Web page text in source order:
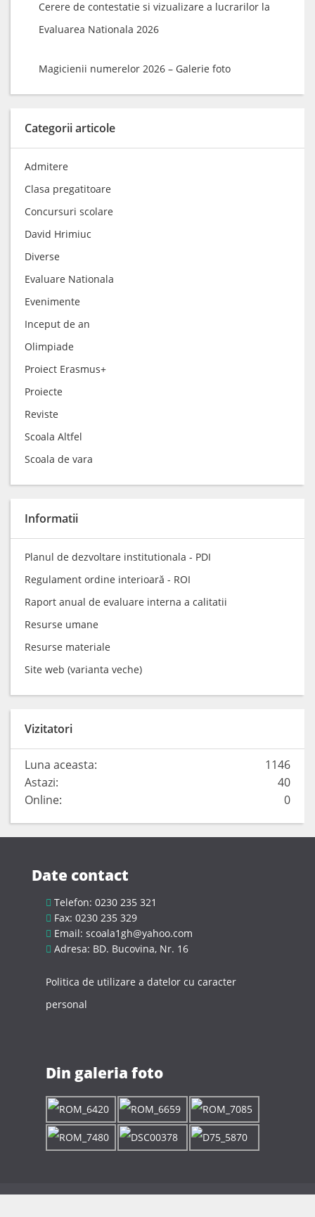
Cerere de contestatie si vizualizare a lucrarilor la
Evaluarea Nationala 2026
Magicienii numerelor 2026 – Galerie foto
Categorii articole
Admitere
Clasa pregatitoare
Concursuri scolare
David Hrimiuc
Diverse
Evaluare Nationala
Evenimente
Inceput de an
Olimpiade
Proiect Erasmus+
Proiecte
Reviste
Scoala Altfel
Scoala de vara
Informatii
Planul de dezvoltare institutionala - PDI
Regulament ordine interioară - ROI
Raport anual de evaluare interna a calitatii
Resurse umane
Resurse materiale
Site web (varianta veche)
Vizitatori
1146
Luna aceasta:
40
Astazi:
0
Online:
Date contact
Telefon: 0230 235 321
Fax: 0230 235 329
Email: scoala1gh@yahoo.com
Adresa: BD. Bucovina, Nr. 16
Politica de utilizare a datelor cu caracter
personal
Din galeria foto